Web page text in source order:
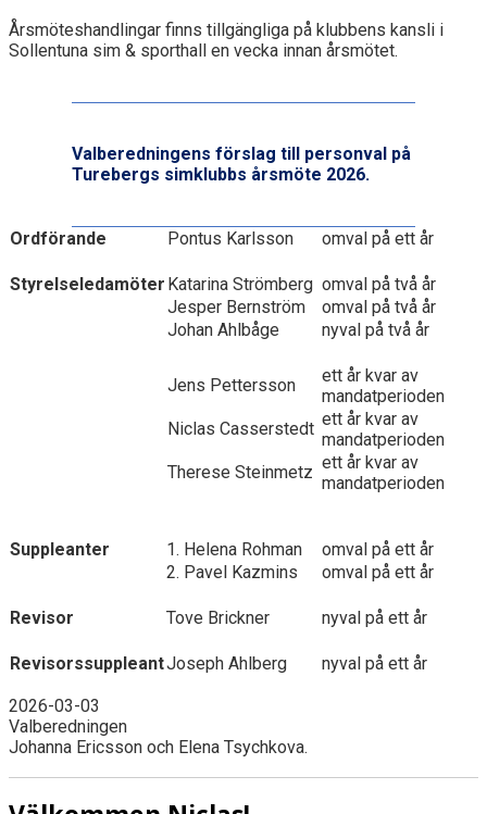
Årsmöteshandlingar finns tillgängliga på klubbens kansli i
Sollentuna sim & sporthall en vecka innan årsmötet.
Valberedningens förslag till personval på
Turebergs simklubbs årsmöte 2026.
Ordförande Pontus Karlsson omval på ett år
Styrelseledamöter Katarina Strömberg omval på två år
Jesper Bernström
omval på två år
Johan Ahlbåge
nyval på två år
Jens Pettersson
ett år kvar av
mandatperioden
Niclas Casserstedt ett år kvar av
mandatperioden
Therese Steinmetz ett år kvar av
mandatperioden
Suppleanter 1. Helena Rohman
omval på ett år
2. Pavel Kazmins
omval på ett år
Revisor Tove Brickner nyval på ett år
RevisorssuppleantJoseph Ahlberg nyval på ett år
2026-03-03
Valberedningen
Johanna Ericsson och Elena Tsychkova.